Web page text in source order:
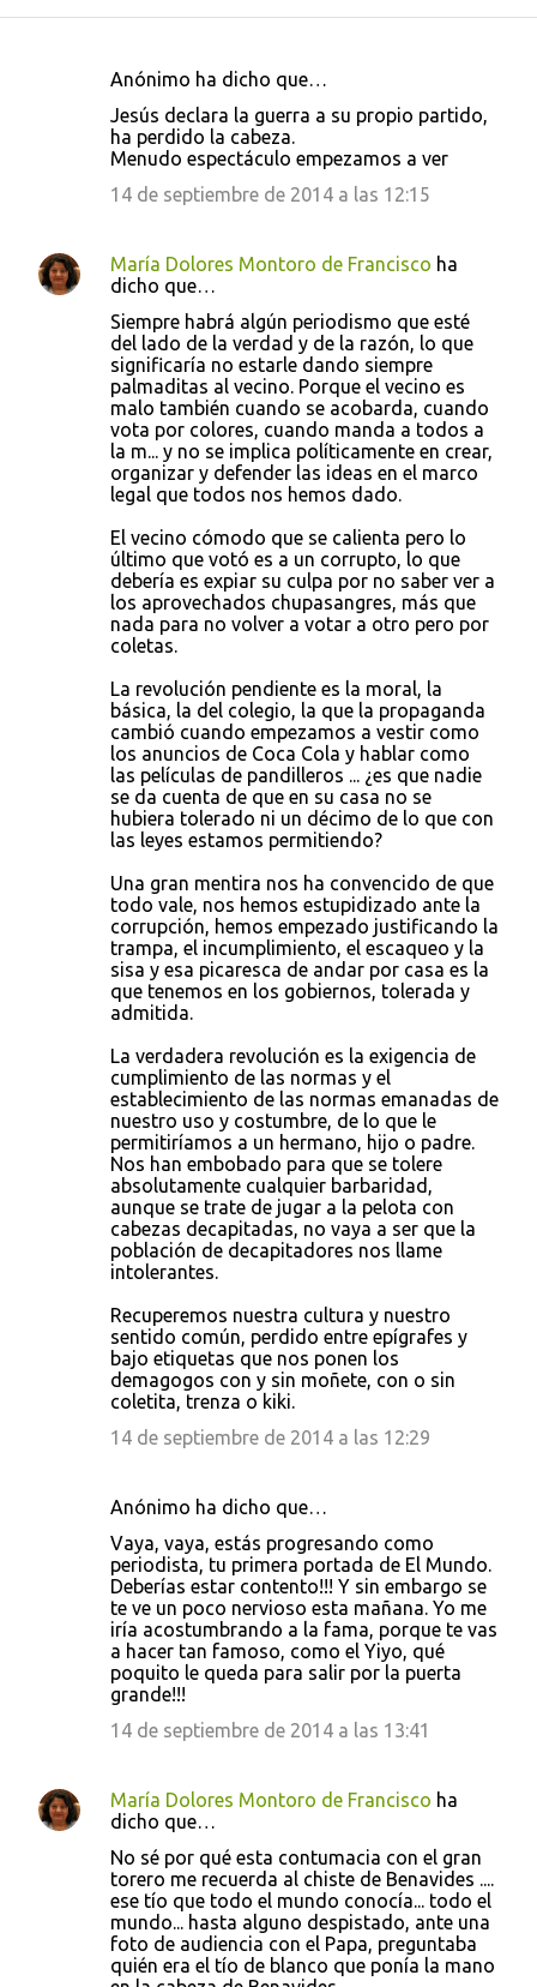
t
a
Anónimo ha dicho que…
Jesús declara la guerra a su propio partido,
ha perdido la cabeza.
Menudo espectáculo empezamos a ver
14 de septiembre de 2014 a las 12:15
María Dolores Montoro de Francisco ha
dicho que…
Siempre habrá algún periodismo que esté
del lado de la verdad y de la razón, lo que
significaría no estarle dando siempre
palmaditas al vecino. Porque el vecino es
malo también cuando se acobarda, cuando
vota por colores, cuando manda a todos a
la m... y no se implica políticamente en crear,
organizar y defender las ideas en el marco
legal que todos nos hemos dado.
El vecino cómodo que se calienta pero lo
último que votó es a un corrupto, lo que
debería es expiar su culpa por no saber ver a
los aprovechados chupasangres, más que
nada para no volver a votar a otro pero por
coletas.
La revolución pendiente es la moral, la
básica, la del colegio, la que la propaganda
cambió cuando empezamos a vestir como
los anuncios de Coca Cola y hablar como
las películas de pandilleros ... ¿es que nadie
se da cuenta de que en su casa no se
hubiera tolerado ni un décimo de lo que con
las leyes estamos permitiendo?
Una gran mentira nos ha convencido de que
todo vale, nos hemos estupidizado ante la
corrupción, hemos empezado justificando la
trampa, el incumplimiento, el escaqueo y la
sisa y esa picaresca de andar por casa es la
que tenemos en los gobiernos, tolerada y
admitida.
La verdadera revolución es la exigencia de
cumplimiento de las normas y el
establecimiento de las normas emanadas de
nuestro uso y costumbre, de lo que le
permitiríamos a un hermano, hijo o padre.
Nos han embobado para que se tolere
absolutamente cualquier barbaridad,
aunque se trate de jugar a la pelota con
cabezas decapitadas, no vaya a ser que la
población de decapitadores nos llame
intolerantes.
Recuperemos nuestra cultura y nuestro
sentido común, perdido entre epígrafes y
bajo etiquetas que nos ponen los
demagogos con y sin moñete, con o sin
coletita, trenza o kiki.
14 de septiembre de 2014 a las 12:29
Anónimo ha dicho que…
Vaya, vaya, estás progresando como
periodista, tu primera portada de El Mundo.
Deberías estar contento!!! Y sin embargo se
te ve un poco nervioso esta mañana. Yo me
iría acostumbrando a la fama, porque te vas
a hacer tan famoso, como el Yiyo, qué
poquito le queda para salir por la puerta
grande!!!
14 de septiembre de 2014 a las 13:41
María Dolores Montoro de Francisco ha
dicho que…
No sé por qué esta contumacia con el gran
torero me recuerda al chiste de Benavides ....
ese tío que todo el mundo conocía... todo el
mundo... hasta alguno despistado, ante una
foto de audiencia con el Papa, preguntaba
quién era el tío de blanco que ponía la mano